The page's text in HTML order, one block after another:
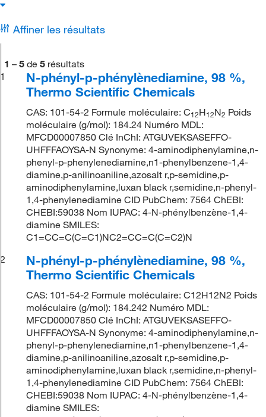
Affiner les résultats
1 – 5 de 5 résultats
1
N-phényl-p-phénylènediamine, 98 %,
Thermo Scientific Chemicals
CAS: 101-54-2 Formule moléculaire: C12H12N2 Poids
moléculaire (g/mol): 184.24 Numéro MDL:
MFCD00007850 Clé InChI: ATGUVEKSASEFFO-
UHFFFAOYSA-N Synonyme: 4-aminodiphenylamine,n-
phenyl-p-phenylenediamine,n1-phenylbenzene-1,4-
diamine,p-anilinoaniline,azosalt r,p-semidine,p-
aminodiphenylamine,luxan black r,semidine,n-phenyl-
1,4-phenylenediamine CID PubChem: 7564 ChEBI:
CHEBI:59038 Nom IUPAC: 4-N-phénylbenzène-1,4-
diamine SMILES:
C1=CC=C(C=C1)NC2=CC=C(C=C2)N
2
N-phényl-p-phénylènediamine, 98 %,
Thermo Scientific Chemicals
CAS: 101-54-2 Formule moléculaire: C12H12N2 Poids
moléculaire (g/mol): 184.242 Numéro MDL:
MFCD00007850 Clé InChI: ATGUVEKSASEFFO-
UHFFFAOYSA-N Synonyme: 4-aminodiphenylamine,n-
phenyl-p-phenylenediamine,n1-phenylbenzene-1,4-
diamine,p-anilinoaniline,azosalt r,p-semidine,p-
aminodiphenylamine,luxan black r,semidine,n-phenyl-
1,4-phenylenediamine CID PubChem: 7564 ChEBI:
CHEBI:59038 Nom IUPAC: 4-N-phénylbenzène-1,4-
diamine SMILES: